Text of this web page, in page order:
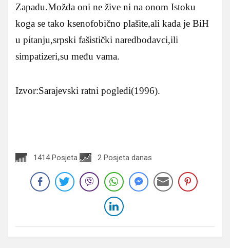
Zapadu.Možda oni ne žive ni na onom Istoku
koga se tako ksenofobično plašite,ali kada je BiH
u pitanju,srpski fašistički naredbodavci,ili
simpatizeri,su među vama.
Izvor:Sarajevski ratni pogledi(1996).
1414 Posjeta 2 Posjeta danas